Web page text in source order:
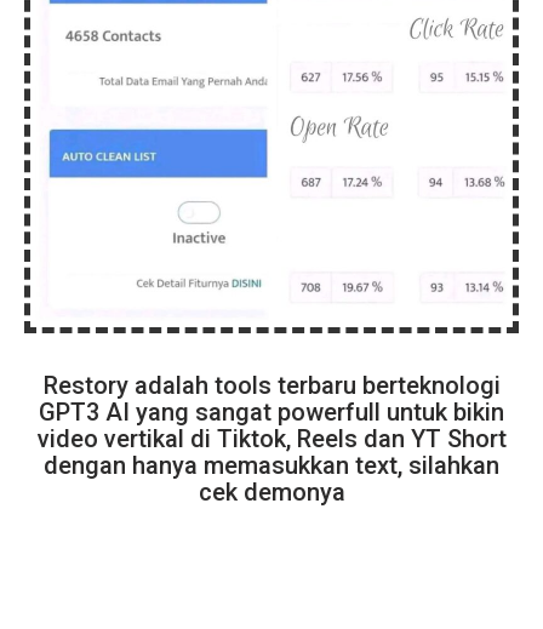
Restory adalah tools terbaru berteknologi
GPT3 AI yang sangat powerfull untuk bikin
video vertikal di Tiktok, Reels dan YT Short
dengan hanya memasukkan text, silahkan
cek demonya